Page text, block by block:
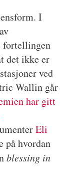
I
fortellingen
det ikke er
ved
Wallin går
har gitt
Eli
på hvordan
blessing in